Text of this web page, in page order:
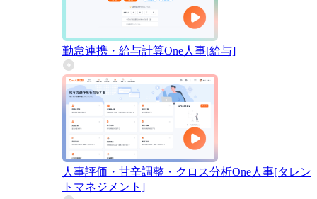
勤怠連携・給与計算One人事[給与]
人事評価・甘辛調整・クロス分析One人事[タレン
トマネジメント]